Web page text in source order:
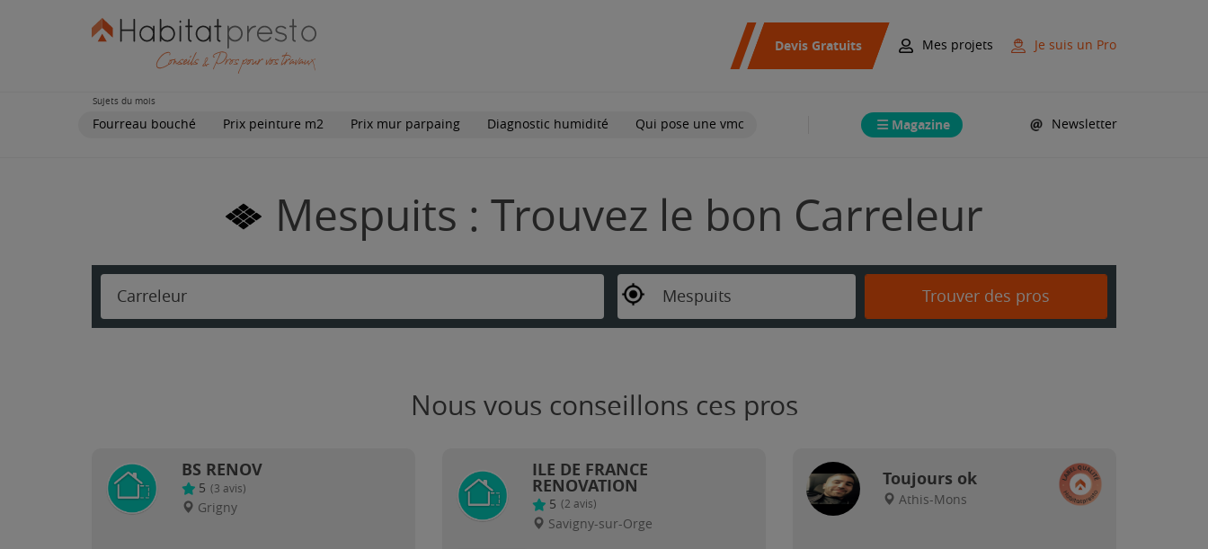
Devis Gratuits Mes projets Je suis un Pro
Sujets du mois
Fourreau bouché Prix peinture m2 Prix mur parpaing Diagnostic humidité Qui pose une vmc Magazine Newsletter
Mespuits : Trouvez le bon Carreleur
Carreleur Mespuits Trouver des pros
Nous vous conseillons ces pros
BS RENOV
5 (3 avis)
Grigny
ILE DE FRANCE
RENOVATION
5 (2 avis)
Savigny-sur-Orge
Toujours ok
Athis-Mons